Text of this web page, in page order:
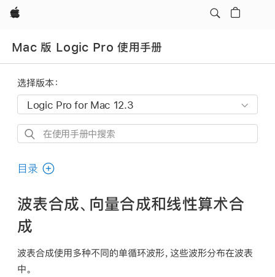
Apple
Mac 版 Logic Pro 使用手册
选择版本：
在
用
册
中
搜
目录
波表合成、向量合成和线性算术合
成
波表合成使用多种不同的单循环波形，这些波形分布在波表
中。